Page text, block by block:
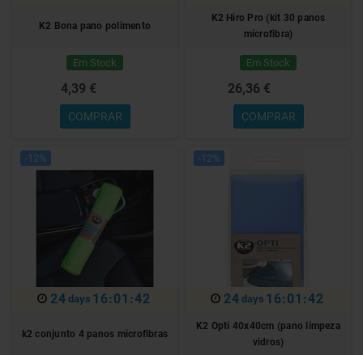
K2 Bona pano polimento
Em Stock
4,39 €
COMPRAR
K2 Hiro Pro (kit 30 panos
microfibra)
Em Stock
26,36 €
COMPRAR
-12%
24 days 16:01:41
k2 conjunto 4 panos microfibras
-12%
24 days 16:01:41
K2 Opti 40x40cm (pano limpeza
vidros)